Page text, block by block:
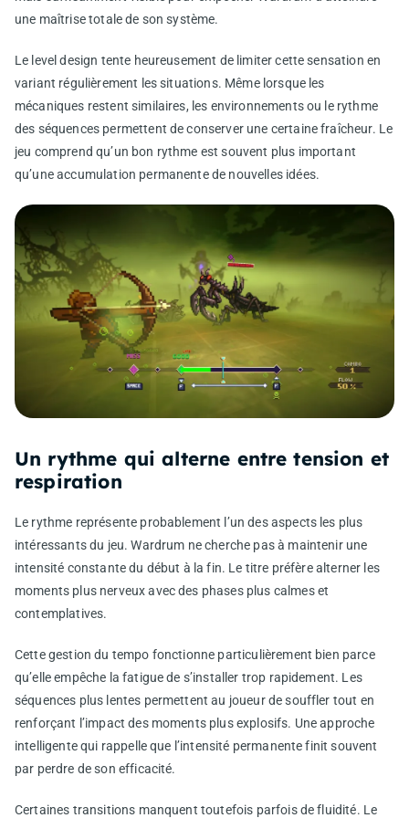
une maîtrise totale de son système.
Le level design tente heureusement de limiter cette sensation en
variant régulièrement les situations. Même lorsque les
mécaniques restent similaires, les environnements ou le rythme
des séquences permettent de conserver une certaine fraîcheur. Le
jeu comprend qu’un bon rythme est souvent plus important
qu’une accumulation permanente de nouvelles idées.
Un rythme qui alterne entre tension et
respiration
Le rythme représente probablement l’un des aspects les plus
intéressants du jeu. Wardrum ne cherche pas à maintenir une
intensité constante du début à la fin. Le titre préfère alterner les
moments plus nerveux avec des phases plus calmes et
contemplatives.
Cette gestion du tempo fonctionne particulièrement bien parce
qu’elle empêche la fatigue de s’installer trop rapidement. Les
séquences plus lentes permettent au joueur de souffler tout en
renforçant l’impact des moments plus explosifs. Une approche
intelligente qui rappelle que l’intensité permanente finit souvent
par perdre de son efficacité.
Certaines transitions manquent toutefois parfois de fluidité. Le